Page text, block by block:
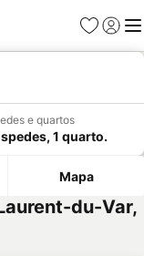
Favoritos
Iniciar
e quartos
1 quarto.
Mapa
du-Var,